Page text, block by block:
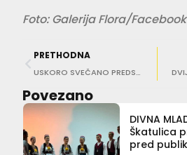
Foto: Galerija Flora/Facebook
PRETHODNA
USKORO SVEČANO PREDSTAVLJANJE Zbirka kuće Bukovac ima novo dragocjeno djelo
Povezano
DIVNA
Škatulica
pred